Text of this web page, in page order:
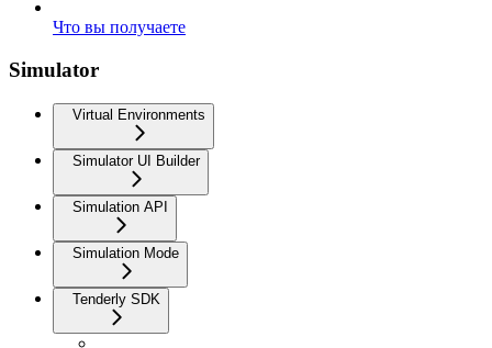
Что вы получаете
Simulator
Virtual Environments
Simulator UI Builder
Simulation API
Simulation Mode
Tenderly SDK